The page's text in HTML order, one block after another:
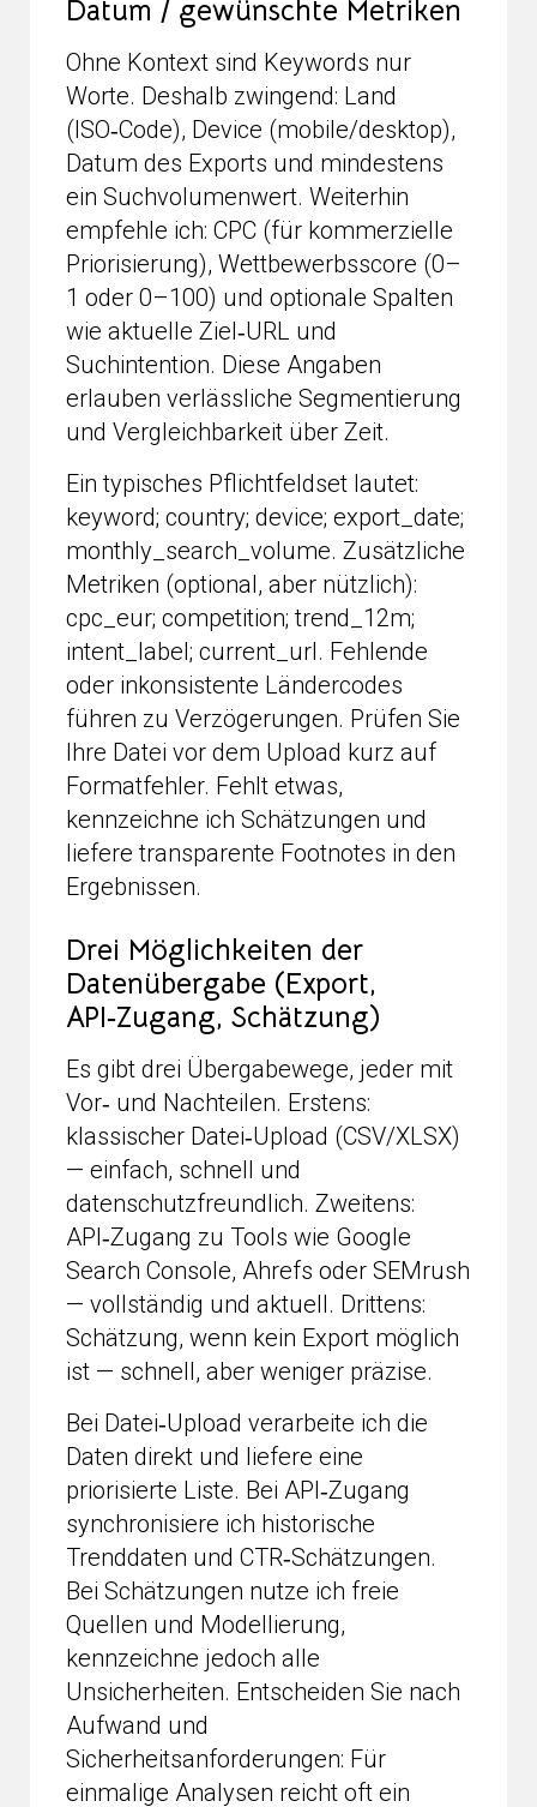
Datum / gewünschte Metriken
Ohne Kontext sind Keywords nur
Worte. Deshalb zwingend: Land
(ISO‑Code), Device (mobile/desktop),
Datum des Exports und mindestens
ein Suchvolumenwert. Weiterhin
empfehle ich: CPC (für kommerzielle
Priorisierung), Wettbewerbsscore (0–
1 oder 0–100) und optionale Spalten
wie aktuelle Ziel‑URL und
Suchintention. Diese Angaben
erlauben verlässliche Segmentierung
und Vergleichbarkeit über Zeit.
Ein typisches Pflichtfeldset lautet:
keyword; country; device; export_date;
monthly_search_volume. Zusätzliche
Metriken (optional, aber nützlich):
cpc_eur; competition; trend_12m;
intent_label; current_url. Fehlende
oder inkonsistente Ländercodes
führen zu Verzögerungen. Prüfen Sie
Ihre Datei vor dem Upload kurz auf
Formatfehler. Fehlt etwas,
kennzeichne ich Schätzungen und
liefere transparente Footnotes in den
Ergebnissen.
Drei Möglichkeiten der
Datenübergabe (Export,
API‑Zugang, Schätzung)
Es gibt drei Übergabewege, jeder mit
Vor‑ und Nachteilen. Erstens:
klassischer Datei‑Upload (CSV/XLSX)
— einfach, schnell und
datenschutzfreundlich. Zweitens:
API‑Zugang zu Tools wie Google
Search Console, Ahrefs oder SEMrush
— vollständig und aktuell. Drittens:
Schätzung, wenn kein Export möglich
ist — schnell, aber weniger präzise.
Bei Datei‑Upload verarbeite ich die
Daten direkt und liefere eine
priorisierte Liste. Bei API‑Zugang
synchronisiere ich historische
Trenddaten und CTR‑Schätzungen.
Bei Schätzungen nutze ich freie
Quellen und Modellierung,
kennzeichne jedoch alle
Unsicherheiten. Entscheiden Sie nach
Aufwand und
Sicherheitsanforderungen: Für
einmalige Analysen reicht oft ein